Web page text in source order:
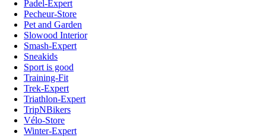
Padel-Expert
Pecheur-Store
Pet and Garden
Slowood Interior
Smash-Expert
Sneakids
Sport is good
Training-Fit
Trek-Expert
Triathlon-Expert
TripNBikers
Vélo-Store
Winter-Expert